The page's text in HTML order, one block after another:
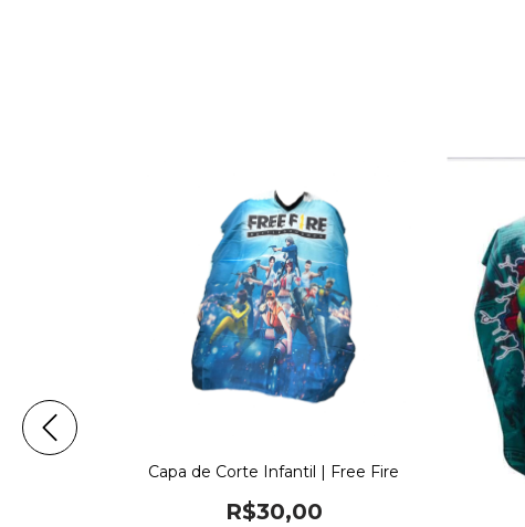
Capa de Corte Infantil | Free Fire
R$30,00